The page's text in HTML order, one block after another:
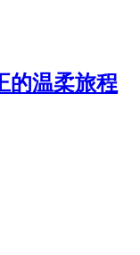
的温柔旅程